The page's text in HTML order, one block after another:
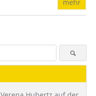
mehr